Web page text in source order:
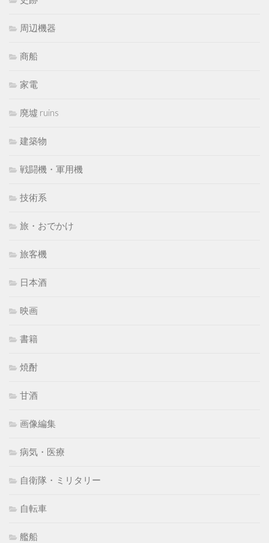
周辺機器
商船
家電
廃墟 ruins
建築物
戦闘機・軍用機
技術系
旅・おでかけ
旅客機
日本酒
映画
書籍
焼酎
甘酒
画像編集
病気・医療
自衛隊・ミリタリー
自転車
艦船